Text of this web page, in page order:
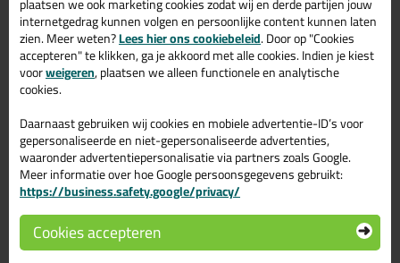
Bestel de ANZA Classic Soft Ronde Kwast in nr. 12 (22mm breed)
vandaag nog! Vandaag besteld = morgen in huis.
Wil je meer weten over de toepassing en kenmerken van dit
product?Lees alles over dit product >
Gerelateerde producten
internetgedrag kunnen volgen en persoonlijke content kunnen laten
zien. Meer weten?Lees hier ons cookiebeleid. Door op "Cookies
accepteren" te klikken, ga je akkoord met alle cookies. Indien je kiest
voorweigeren, plaatsen we alleen functionele en analytische
cookies.
Daarnaast gebruiken wij cookies en mobiele advertentie-ID’s voor
gepersonaliseerde en niet-gepersonaliseerde advertenties,
waaronder advertentiepersonalisatie via partners zoals Google.
Meer informatie over hoe Google persoonsgegevens gebruikt:
https://business.safety.google/privacy/
Cookies accepteren